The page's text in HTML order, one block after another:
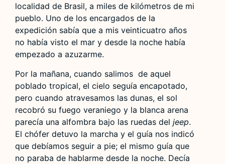
localidad de Brasil, a miles de kilómetros de mi
pueblo. Uno de los encargados de la
expedición sabía que a mis veinticuatro años
no había visto el mar y desde la noche había
empezado a azuzarme.
Por la mañana, cuando salimos de aquel
poblado tropical, el cielo seguía encapotado,
pero cuando atravesamos las dunas, el sol
recobró su fuego veraniego y la blanca arena
parecía una alfombra bajo las ruedas del jeep.
El chófer detuvo la marcha y el guía nos indicó
que debíamos seguir a pie; el mismo guía que
no paraba de hablarme desde la noche. Decía